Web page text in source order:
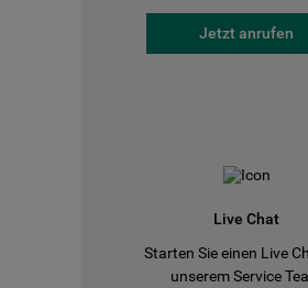
Jetzt anrufen
Live Chat
Starten Sie einen Live
unserem Service